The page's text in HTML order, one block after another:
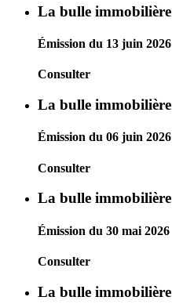
La bulle immobilière
Émission du 13 juin 2026
Consulter
La bulle immobilière
Émission du 06 juin 2026
Consulter
La bulle immobilière
Émission du 30 mai 2026
Consulter
La bulle immobilière